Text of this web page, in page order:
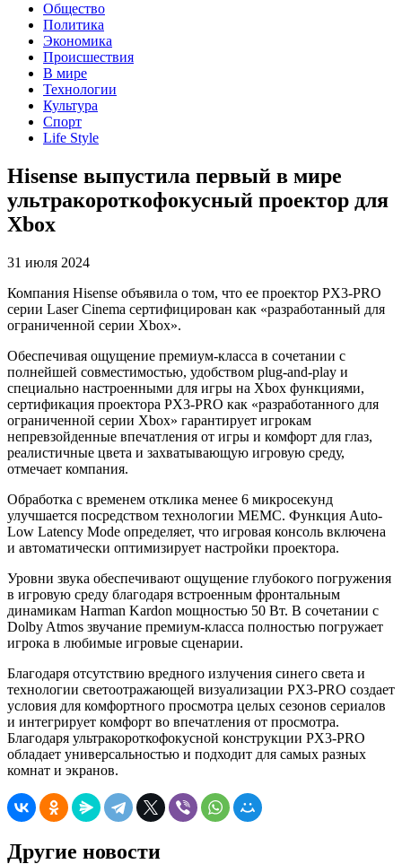
Общество
Политика
Экономика
Происшествия
В мире
Технологии
Культура
Спорт
Life Style
Hisense выпустила первый в мире
ультракороткофокусный проектор для
Xbox
31 июля 2024
Компания Hisense объявила о том, что ее проектор PX3-PRO
серии Laser Cinema сертифицирован как «разработанный для
ограниченной серии Xbox».
Обеспечивая ощущение премиум-класса в сочетании с
полнейшей совместимостью, удобством plug-and-play и
специально настроенными для игры на Xbox функциями,
сертификация проектора PX3-PRO как «разработанного для
ограниченной серии Xbox» гарантирует игрокам
непревзойденные впечатления от игры и комфорт для глаз,
реалистичные цвета и захватывающую игровую среду,
отмечает компания.
Обработка с временем отклика менее 6 микросекунд
улучшается посредством технологии MEMC. Функция Auto-
Low Latency Mode определяет, что игровая консоль включена
и автоматически оптимизирует настройки проектора.
Уровни звука обеспечивают ощущение глубокого погружения
в игровую среду благодаря встроенным фронтальным
динамикам Harman Kardon мощностью 50 Вт. В сочетании с
Dolby Atmos звучание премиум-класса полностью погружает
игрока в любимые игровые сценарии.
Благодаря отсутствию вредного излучения синего света и
технологии светоотражающей визуализации PX3-PRO создает
условия для комфортного просмотра целых сезонов сериалов
и интегрирует комфорт во впечатления от просмотра.
Благодаря ультракороткофокусной конструкции PX3-PRO
обладает универсальностью и подходит для самых разных
комнат и экранов.
Другие новости